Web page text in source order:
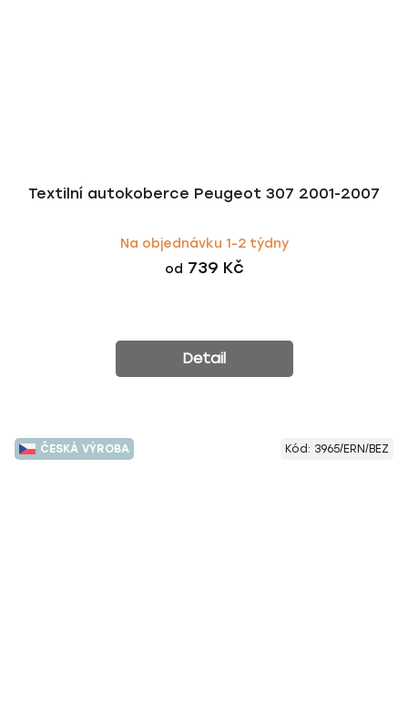
Textilní autokoberce Peugeot 307 2001-2007
Na objednávku 1-2 týdny
od 739 Kč
Detail
ČESKÁ VÝROBA Kód: 3965/ERN/BEZ